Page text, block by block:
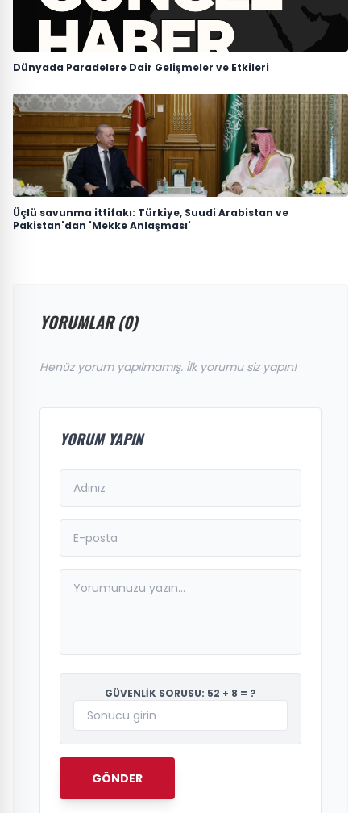
Dünyada Paradelere Dair Gelişmeler ve Etkileri
Üçlü savunma ittifakı: Türkiye, Suudi Arabistan ve
Pakistan'dan 'Mekke Anlaşması'
YORUMLAR (0)
Henüz yorum yapılmamış. İlk yorumu siz yapın!
YORUM YAPIN
GÜVENLİK SORUSU: 52 + 8 = ?
GÖNDER